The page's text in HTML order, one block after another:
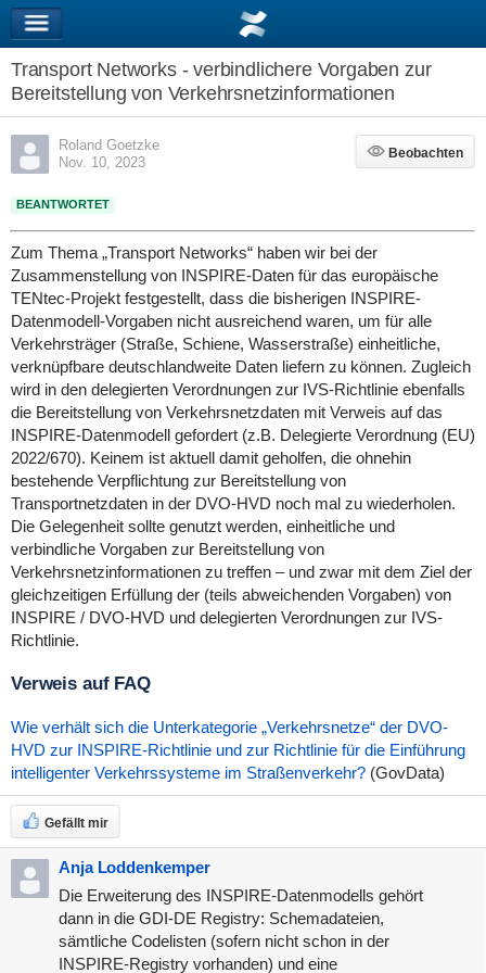
Transport Networks - verbindlichere Vorgaben zur
Bereitstellung von Verkehrsnetzinformationen
Roland Goetzke
Nov. 10, 2023
Beobachten
Beobachten
BEANTWORTET
Zum Thema „Transport Networks“ haben wir bei der
Zusammenstellung von INSPIRE-Daten für das europäische
TENtec-Projekt festgestellt, dass die bisherigen INSPIRE-
Datenmodell-Vorgaben nicht ausreichend waren, um für alle
Verkehrsträger (Straße, Schiene, Wasserstraße) einheitliche,
verknüpfbare deutschlandweite Daten liefern zu können. Zugleich
wird in den delegierten Verordnungen zur IVS-Richtlinie ebenfalls
die Bereitstellung von Verkehrsnetzdaten mit Verweis auf das
INSPIRE-Datenmodell gefordert (z.B. Delegierte Verordnung (EU)
2022/670). Keinem ist aktuell damit geholfen, die ohnehin
bestehende Verpflichtung zur Bereitstellung von
Transportnetzdaten in der DVO-HVD noch mal zu wiederholen.
Die Gelegenheit sollte genutzt werden, einheitliche und
verbindliche Vorgaben zur Bereitstellung von
Verkehrsnetzinformationen zu treffen – und zwar mit dem Ziel der
gleichzeitigen Erfüllung der (teils abweichenden Vorgaben) von
INSPIRE / DVO-HVD und delegierten Verordnungen zur IVS-
Richtlinie.
Verweis auf FAQ
Wie verhält sich die Unterkategorie „Verkehrsnetze“ der DVO-
HVD zur INSPIRE-Richtlinie und zur Richtlinie für die Einführung
intelligenter Verkehrssysteme im Straßenverkehr?(GovData)
Gefällt mir
Anja Loddenkemper
Die Erweiterung des INSPIRE-Datenmodells gehört
dann in die GDI-DE Registry: Schemadateien,
sämtliche Codelisten (sofern nicht schon in der
INSPIRE-Registry vorhanden) und eine